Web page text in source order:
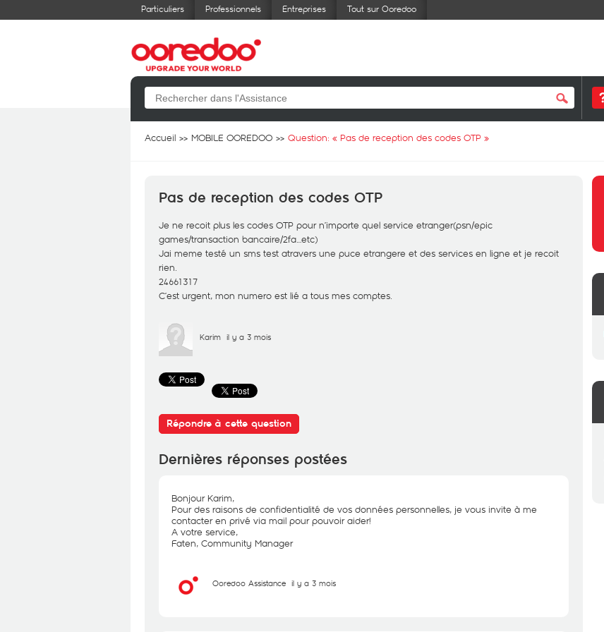
Particuliers Professionnels Entreprises Tout sur Ooredoo
Accueil MOBILE OOREDOO Question: « Pas de reception des codes OTP »
Pas de reception des codes OTP
Je ne recoit plus les codes OTP pour n’importe quel service etranger(psn/epic
games/transaction bancaire/2fa…etc)
Jai meme testé un sms test atravers une puce etrangere et des services en ligne et je recoit
rien.
24661317
C’est urgent, mon numero est lié a tous mes comptes.
Karim il y a 3 mois
Répondre à cette question
Dernières réponses postées
Bonjour Karim,
Pour des raisons de confidentialité de vos données personnelles, je vous invite à me
contacter en privé via mail pour pouvoir aider!
A votre service,
Faten, Community Manager
Ooredoo Assistance il y a 3 mois